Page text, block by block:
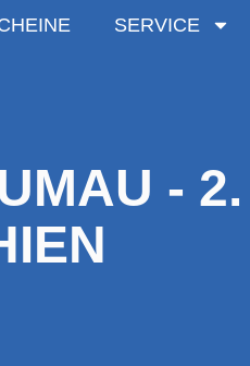
SERVICE
- 2.